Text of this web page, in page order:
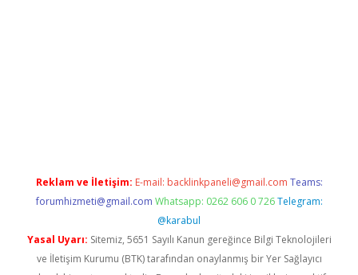
Reklam ve İletişim: E-mail: backlinkpaneli@gmail.com Teams:
forumhizmeti@gmail.com Whatsapp: 0262 606 0 726 Telegram:
@karabul
Yasal Uyarı: Sitemiz, 5651 Sayılı Kanun gereğince Bilgi Teknolojileri
ve İletişim Kurumu (BTK) tarafından onaylanmış bir Yer Sağlayıcı